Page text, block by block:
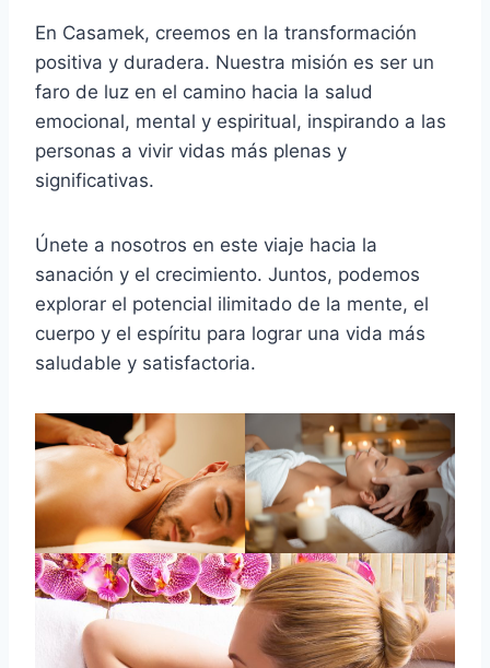
En Casamek, creemos en la transformación
positiva y duradera. Nuestra misión es ser un
faro de luz en el camino hacia la salud
emocional, mental y espiritual, inspirando a las
personas a vivir vidas más plenas y
significativas.
Únete a nosotros en este viaje hacia la
sanación y el crecimiento. Juntos, podemos
explorar el potencial ilimitado de la mente, el
cuerpo y el espíritu para lograr una vida más
saludable y satisfactoria.